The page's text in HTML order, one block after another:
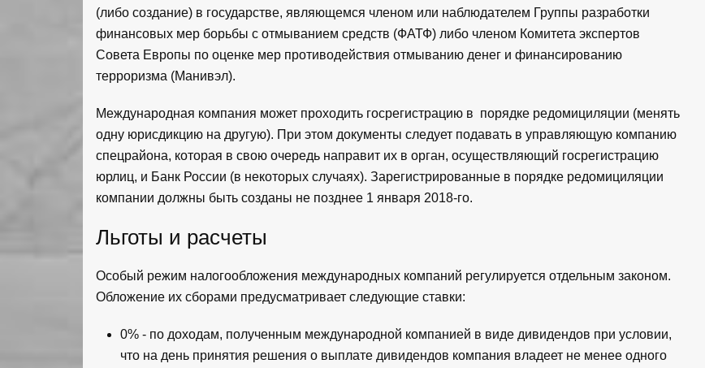
(либо создание) в государстве, являющемся членом или наблюдателем Группы разработки
финансовых мер борьбы с отмыванием средств (ФАТФ) либо членом Комитета экспертов
Совета Европы по оценке мер противодействия отмыванию денег и финансированию
терроризма (Манивэл).
Международная компания может проходить госрегистрацию в порядке редомициляции (менять
одну юрисдикцию на другую). При этом документы следует подавать в управляющую компанию
спецрайона, которая в свою очередь направит их в орган, осуществляющий госрегистрацию
юрлиц, и Банк России (в некоторых случаях). Зарегистрированные в порядке редомициляции
компании должны быть созданы не позднее 1 января 2018-го.
Льготы и расчеты
Особый режим налогообложения международных компаний регулируется отдельным законом.
Обложение их сборами предусматривает следующие ставки:
0% - по доходам, полученным международной компанией в виде дивидендов при условии,
что на день принятия решения о выплате дивидендов компания владеет не менее одного